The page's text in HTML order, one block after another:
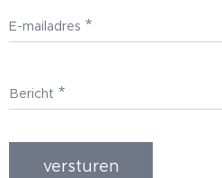
E-mailadres
Bericht
versturen